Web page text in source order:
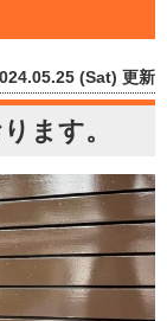
(Sat) 更新
ます。